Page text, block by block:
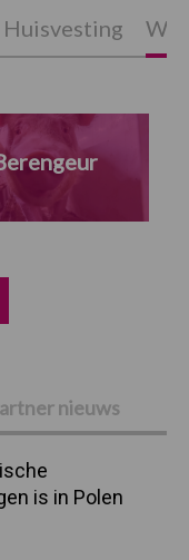
nieuws
is in Polen
Huisvesting